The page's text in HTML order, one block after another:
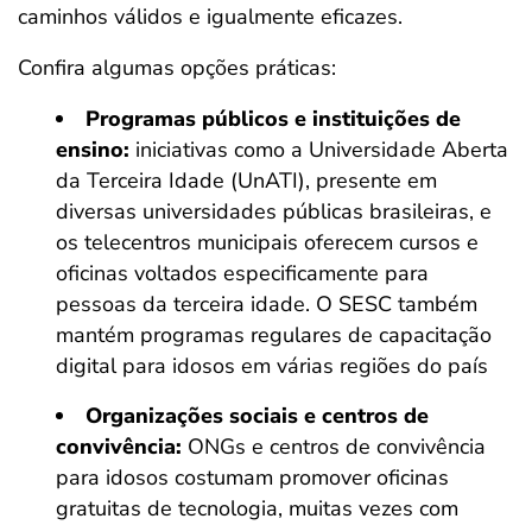
caminhos válidos e igualmente eficazes.
Confira algumas opções práticas:
Programas públicos e instituições de
ensino: iniciativas como a Universidade Aberta
da Terceira Idade (UnATI), presente em
diversas universidades públicas brasileiras, e
os telecentros municipais oferecem cursos e
oficinas voltados especificamente para
pessoas da terceira idade. O SESC também
mantém programas regulares de capacitação
digital para idosos em várias regiões do país
Organizações sociais e centros de
convivência: ONGs e centros de convivência
para idosos costumam promover oficinas
gratuitas de tecnologia, muitas vezes com